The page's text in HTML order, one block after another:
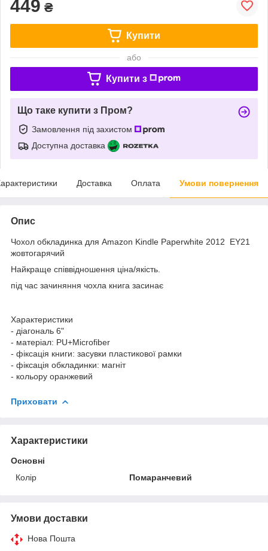
449 ₴
Купити
або
Купити з
Що таке купити з Пром?
Замовлення під захистом
Доступна доставка
Доставка Оплата Умови повернення
Опис
Чохол обкладинка для Amazon Kindle Paperwhite 2012 EY21
жовтогарячий
Найкраще співвідношення ціна/якість.
під час зачиняння чохла книга засинає
Характеристики
- діагональ 6"
- матеріал: PU+Microfiber
- фіксація книги: засувки плаcтикової рамки
- фіксація обкладинки: магніт
- кольору оранжевий
Приховати
Характеристики
Основні
Колір
Помаранчевий
Умови доставки
Нова Пошта